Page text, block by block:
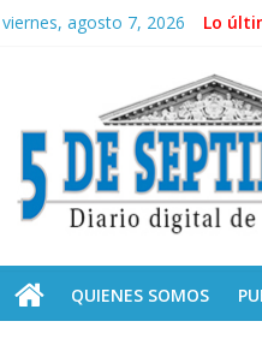
viernes, agosto 7, 2026 Lo
Diario
de
Cienfuegos,QUIENES SOMOS